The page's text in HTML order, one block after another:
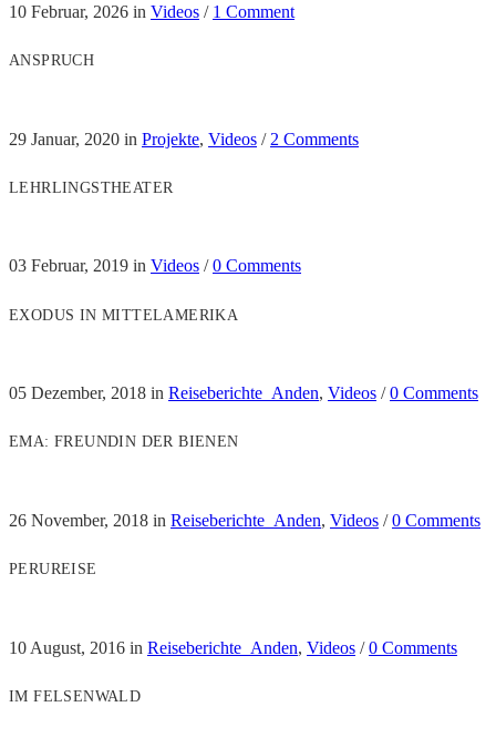
10 Februar, 2026 in Videos / 1 Comment
ANSPRUCH
29 Januar, 2020 in Projekte, Videos / 2 Comments
LEHRLINGSTHEATER
03 Februar, 2019 in Videos /0 Comments
EXODUS IN MITTELAMERIKA
05 Dezember, 2018 in Reiseberichte_Anden, Videos /0 Comments
EMA: FREUNDIN DER BIENEN
26 November, 2018 in Reiseberichte_Anden, Videos /0 Comments
PERUREISE
10 August, 2016 in Reiseberichte_Anden, Videos /0 Comments
IM FELSENWALD